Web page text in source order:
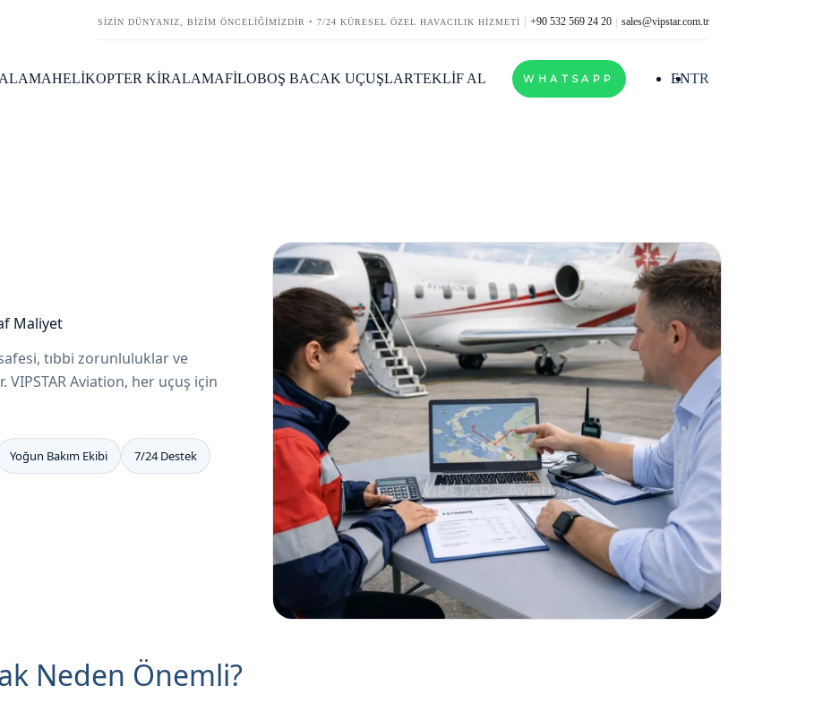
SİZİN DÜNYANIZ, BİZİM ÖNCELİĞİMİZDİR • 7/24 KÜRESEL ÖZEL HAVACILIK HİZMETİ +90 532 569 24 20 sales@vipstar.com.tr
HELİKOPTER KİRALAMAFİLOBOŞ BACAK UÇUŞLARTEKLİF AL WHATSAPP ENTR
Maliyet
tıbbi zorunluluklar ve
Aviation, her uçuş için
Yoğun Bakım Ekibi 7/24 Destek
Neden Önemli?